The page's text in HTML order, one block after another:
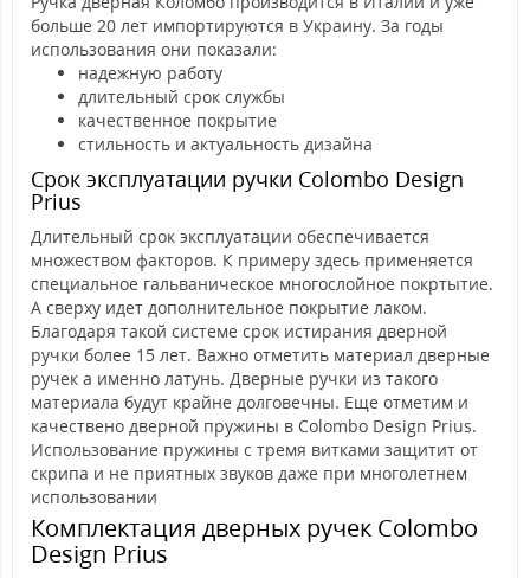
больше 20 лет импортируются в Украину. За годы
использования они показали:
надежную работу
длительный срок службы
качественное покрытие
стильность и актуальность дизайна
Срок эксплуатации ручки Colombo Design
Prius
Длительный срок эксплуатации обеспечивается
множеством факторов. К примеру здесь применяется
специальное гальваническое многослойное покртытие.
А сверху идет дополнительное покрытие лаком.
Благодаря такой системе срок истирания дверной
ручки более 15 лет. Важно отметить материал дверные
ручек а именно латунь. Дверные ручки из такого
материала будут крайне долговечны. Еще отметим и
качествено дверной пружины в Colombo Design Prius.
Использование пружины с тремя витками защитит от
скрипа и не приятных звуков даже при многолетнем
использовании
Комплектация дверных ручек Colombo
Design Prius